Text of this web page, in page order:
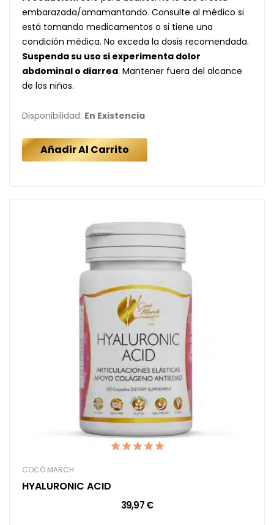
embarazada/amamantando. Consulte al médico si
está tomando medicamentos o si tiene una
condición médica. No exceda la dosis recomendada.
Suspenda su uso si experimenta dolor
abdominal o diarrea. Mantener fuera del alcance
de los niños.
Disponibilidad: En Existencia
Añadir Al Carrito
COCÓ MARCH
HYALURONIC ACID
39,97 €